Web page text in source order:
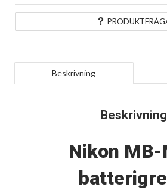
Beskrivning
Beskrivning
Nikon MB-